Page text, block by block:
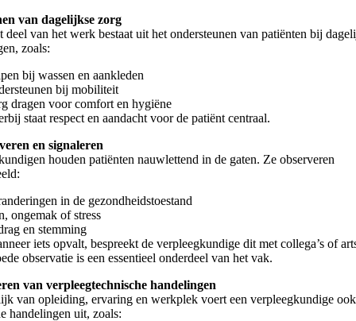
van dagelijkse zorg
deel van het werk bestaat uit het ondersteunen van patiënten bij
zoals:
bij wassen en aankleden
bij mobiliteit
dragen voor comfort en hygiëne
staat respect en aandacht voor de patiënt centraal.
en signaleren
houden patiënten nauwlettend in de gaten. Ze observeren
in de gezondheidstoestand
ongemak of stress
en stemming
iets opvalt, bespreekt de verpleegkundige dit met collega’s of
observatie is een essentieel onderdeel van het vak.
van verpleegtechnische handelingen
van opleiding, ervaring en werkplek voert een verpleegkundige ook
handelingen uit, zoals: